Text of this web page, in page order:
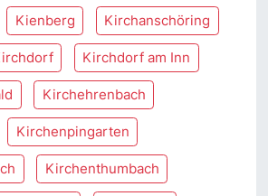
Kienberg Kirchanschöring
Kirchdorf am Inn
Kirchehrenbach
Kirchenpingarten
Kirchenthumbach